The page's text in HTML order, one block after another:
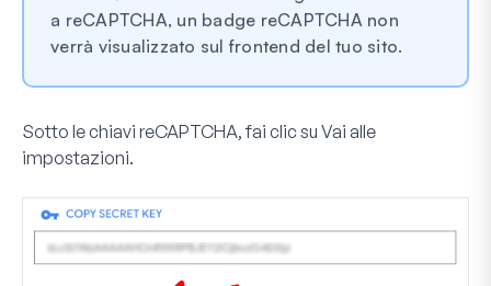
a reCAPTCHA, un badge reCAPTCHA non
verrà visualizzato sul frontend del tuo sito.
Sotto le chiavi reCAPTCHA, fai clic su Vai alle
impostazioni.